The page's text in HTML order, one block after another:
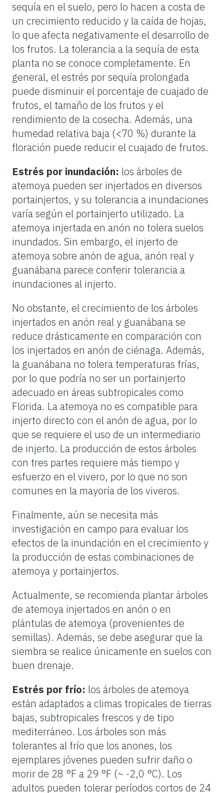
sequía en el suelo, pero lo hacen a costa de
un crecimiento reducido y la caída de hojas,
lo que afecta negativamente el desarrollo de
los frutos. La tolerancia a la sequía de esta
planta no se conoce completamente. En
general, el estrés por sequía prolongada
puede disminuir el porcentaje de cuajado de
frutos, el tamaño de los frutos y el
rendimiento de la cosecha. Además, una
humedad relativa baja (<70 %) durante la
floración puede reducir el cuajado de frutos.
Estrés por inundación: los árboles de
atemoya pueden ser injertados en diversos
portainjertos, y su tolerancia a inundaciones
varía según el portainjerto utilizado. La
atemoya injertada en anón no tolera suelos
inundados. Sin embargo, el injerto de
atemoya sobre anón de agua, anón real y
guanábana parece conferir tolerancia a
inundaciones al injerto.
No obstante, el crecimiento de los árboles
injertados en anón real y guanábana se
reduce drásticamente en comparación con
los injertados en anón de ciénaga. Además,
la guanábana no tolera temperaturas frías,
por lo que podría no ser un portainjerto
adecuado en áreas subtropicales como
Florida. La atemoya no es compatible para
injerto directo con el anón de agua, por lo
que se requiere el uso de un intermediario
de injerto. La producción de estos árboles
con tres partes requiere más tiempo y
esfuerzo en el vivero, por lo que no son
comunes en la mayoría de los viveros.
Finalmente, aún se necesita más
investigación en campo para evaluar los
efectos de la inundación en el crecimiento y
la producción de estas combinaciones de
atemoya y portainjertos.
Actualmente, se recomienda plantar árboles
de atemoya injertados en anón o en
plántulas de atemoya (provenientes de
semillas). Además, se debe asegurar que la
siembra se realice únicamente en suelos con
buen drenaje.
Estrés por frío: los árboles de atemoya
están adaptados a climas tropicales de tierras
bajas, subtropicales frescos y de tipo
mediterráneo. Los árboles son más
tolerantes al frío que los anones, los
ejemplares jóvenes pueden sufrir daño o
morir de 28 °F a 29 °F (~ -2,0 °C). Los
adultos pueden tolerar períodos cortos de 24